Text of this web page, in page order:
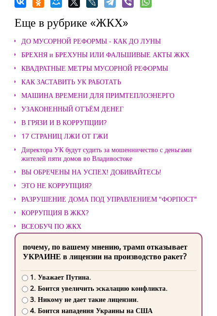
Еще в рубрике «ЖКХ»
ДО МУСОРНОЙ РЕФОРМЫ - КАК ДО ЛУНЫ
БРЕХНЯ и БРЕХУНЫ ИЛИ ФАЛЬШИВЫЕ АКТЫ ЖКХ
КВАДРАТНЫЕ МЕТРЫ МУСОРНОЙ РЕФОРМЫ
КАК ЗАСТАВИТЬ УК РАБОТАТЬ
МАШИНА ВРЕМЕНИ ДЛЯ ПРИМТЕПЛОЭНЕРГО
УЗАКОНЕННЫЙ ОТЪЁМ ДЕНЕГ
В ГРЯЗИ И В КОРРУПЦИИ?
17 СТРАНИЦ ЛЖИ ОТ ГЖИ
Директора УК будут судить за мошенничество с деньгами
жителей пяти домов во Владивостоке
ВЫ ОБРЕЧЕНЫ НА УСПЕХ! ДОБИВАЙТЕСЬ!
ЭТО НЕ КОРРУПЦИЯ?
РАЗРУШЕНИЕ ДОМА ПОД УПРАВЛЕНИЕМ "ФОРПОСТ"
КОРРУПЦИЯ В ЖКХ?
ВСЕОБУЧ ПО ЖКХ
почему, по вашему мнению, трамп отказывает
УКРАИНЕ в лицензии на производство ракет?
1. Уважает Путина.
2. Боится увеличить эскалацию конфликта.
3. Никому не дает такие лицензии.
4. Боится нападения Украины на США